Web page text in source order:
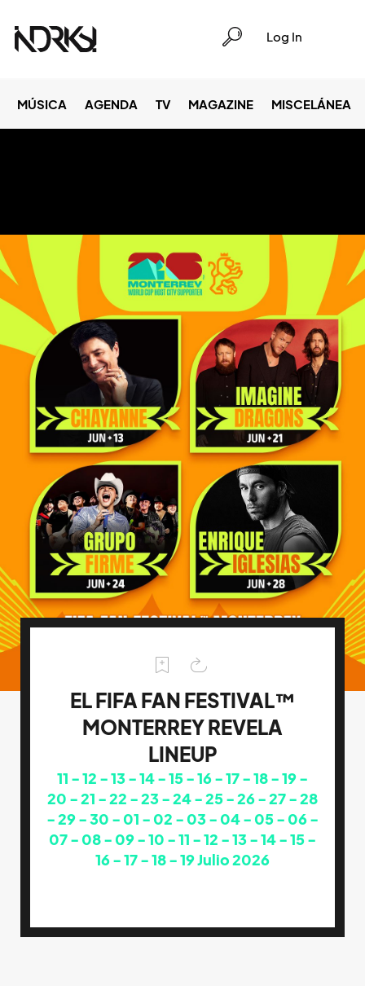
Log In
MÚSICA AGENDA TV MAGAZINE MISCELÁNEA
EL FIFA FAN FESTIVAL™
MONTERREY REVELA
LINEUP
11 12 13 14 15 16 17 18
19
20
21 22 23 24 25 26 27
28
29
30 01 02 03 04 05
06
07
08 09 10 11 12 13 14
15
16
17 18 19Julio 2026